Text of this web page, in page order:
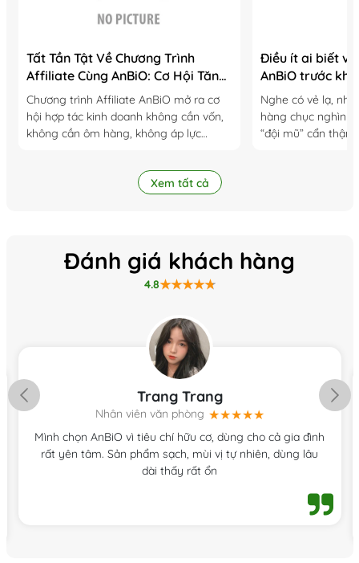
Tất Tần Tật Về Chương Trình
Affiliate Cùng AnBiO: Cơ Hội Tăng
Thu Nhập Từ Hệ Sinh Thái Hữu Cơ
Chương trình Affiliate AnBiO mở ra cơ
hội hợp tác kinh doanh không cần vốn,
không cần ôm hàng, không áp lực
thêm thu nhập từ hệ sinh thái sản...
Điều ít ai biết
AnBiO trước khi
dùng
Nghe có vẻ lạ,
hàng chục nghìn
“đội mũ” cẩn
Xem tất cả
Đánh giá khách hàng
4.8
Trang Trang
Nhân viên văn phòng
Mình chọn AnBiO vì tiêu chí hữu cơ, dùng cho cả gia đình
rất yên tâm. Sản phẩm sạch, mùi vị tự nhiên, dùng lâu
dài thấy rất ổn